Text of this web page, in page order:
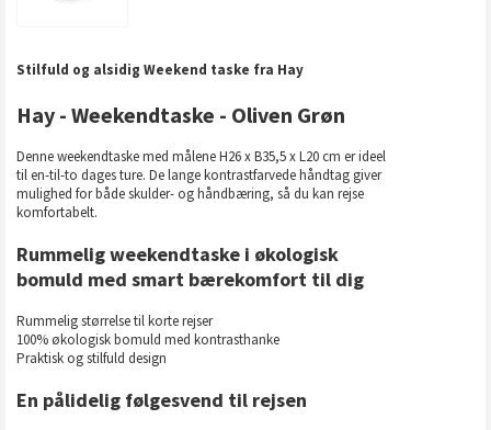
Stilfuld og alsidig Weekend taske fra Hay
Hay - Weekendtaske - Oliven Grøn
Denne weekendtaske med målene H26 x B35,5 x L20 cm er ideel
til en-til-to dages ture. De lange kontrastfarvede håndtag giver
mulighed for både skulder- og håndbæring, så du kan rejse
komfortabelt.
Rummelig weekendtaske i økologisk
bomuld med smart bærekomfort til dig
Rummelig størrelse til korte rejser
100% økologisk bomuld med kontrasthanke
Praktisk og stilfuld design
En pålidelig følgesvend til rejsen